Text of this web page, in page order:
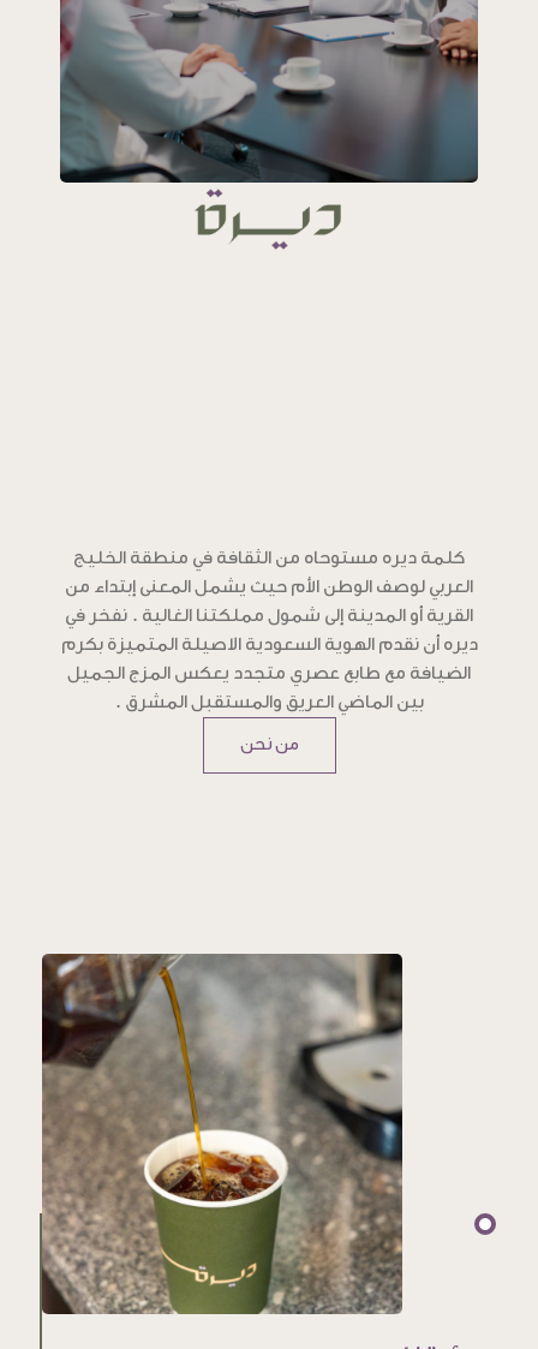
كلمة ديره مستوحاه من الثقافة في منطقة الخليج
العربي لوصف الوطن الأم حيث يشمل المعنى إبتداء من
القرية أو المدينة إلى شمول مملكتنا الغالية . نفخر في
ديره أن نقدم الهوية السعودية الاصيلة المتميزة بكرم
الضيافة مع طابع عصري متجدد يعكس المزج الجميل
بين الماضي العريق والمستقبل المشرق .
من نحن